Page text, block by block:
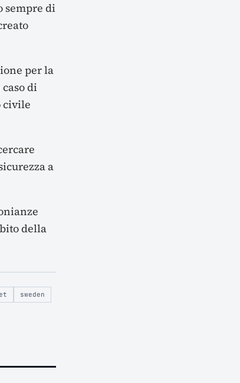
sempre di
per la
di
civile
a
della
sweden